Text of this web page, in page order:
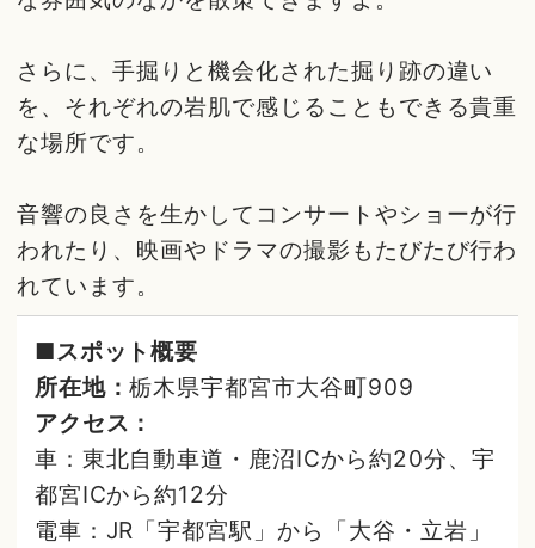
さらに、手掘りと機会化された掘り跡の違い
を、それぞれの岩肌で感じることもできる貴重
な場所です。
音響の良さを生かしてコンサートやショーが行
われたり、映画やドラマの撮影もたびたび行わ
れています。
■スポット概要
所在地：栃木県宇都宮市大谷町909
アクセス：
車：東北自動車道・鹿沼ICから約20分、宇
都宮ICから約12分
電車：JR「宇都宮駅」から「大谷・立岩」